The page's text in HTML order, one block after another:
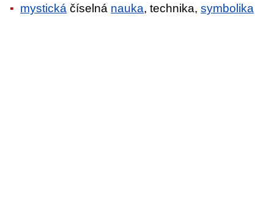
mystická číselná nauka, technika,symbolika